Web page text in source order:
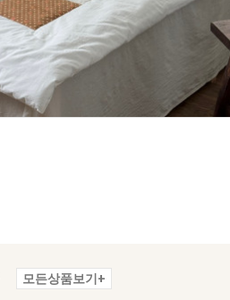
모든상품보기+